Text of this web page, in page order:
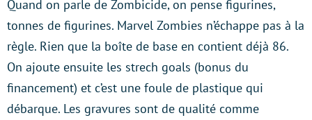
Quand on parle de Zombicide, on pense figurines,
tonnes de figurines. Marvel Zombies n’échappe pas à la
règle. Rien que la boîte de base en contient déjà 86.
On ajoute ensuite les strech goals (bonus du
financement) et c’est une foule de plastique qui
débarque. Les gravures sont de qualité comme